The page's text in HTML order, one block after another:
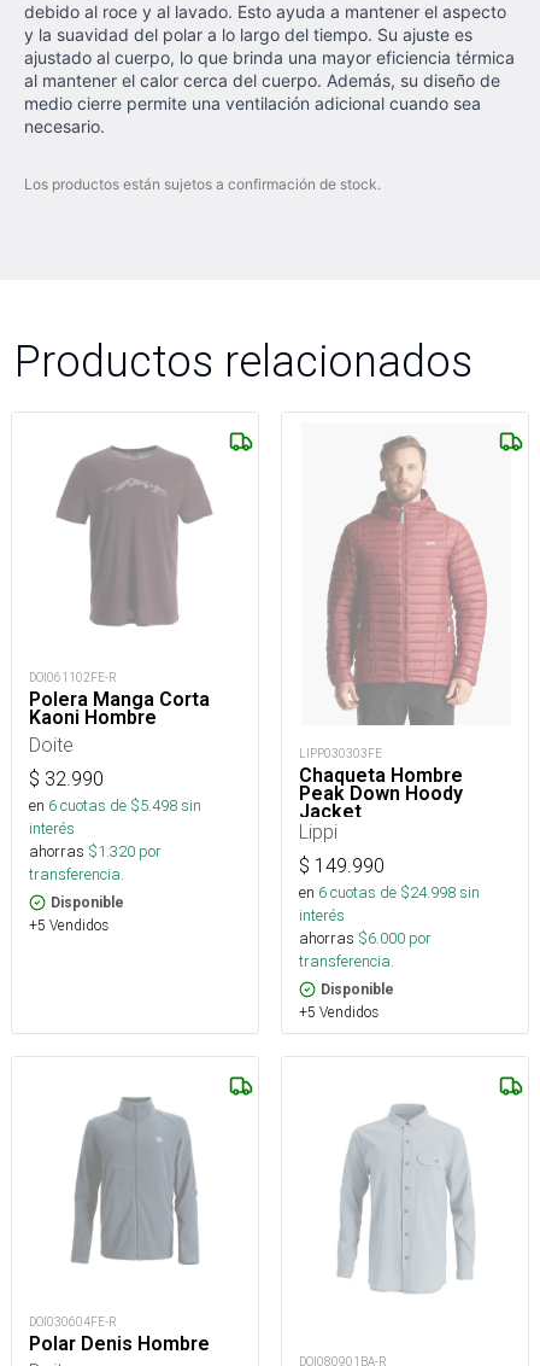
debido al roce y al lavado. Esto ayuda a mantener el aspecto
y la suavidad del polar a lo largo del tiempo. Su ajuste es
ajustado al cuerpo, lo que brinda una mayor eficiencia térmica
al mantener el calor cerca del cuerpo. Además, su diseño de
medio cierre permite una ventilación adicional cuando sea
necesario.
Los productos están sujetos a confirmación de stock.
Productos relacionados
DOI061102FE-R
Polera Manga Corta
Kaoni Hombre
Doite
$ 32.990
en 6cuotas de $5.498sin
interés
ahorras $1.320 por
transferencia.
Disponible
+5 Vendidos
LIPP030303FE
Chaqueta Hombre
Peak Down Hoody
Jacket
Lippi
$ 149.990
en 6cuotas de $24.998sin
interés
ahorras $6.000 por
transferencia.
Disponible
+5 Vendidos
DOI030604FE-R
Polar Denis Hombre
DOI080901BA-R